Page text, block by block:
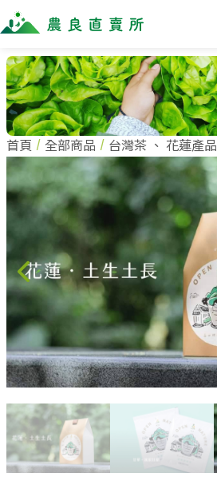
全部商品
全部商品
當季優質水果專區
鳳梨專區
柚子專區
禮盒專區
新鮮蔬菜
米、雜糧
麵食、米粉
油、醬油
調味、醬料
加工食品
果乾、點心
果醬、蜂蜜
台灣茶
咖啡
花果茶飲
加工飲品
最新消息
商家一覽
全部商家
農企業
小農
農會
蔬果知識+
蔬果文化
美味食譜
常見問題
關於我們
關於我們
加入我們
訂單查詢
登入
首頁 全部商品 台灣茶、 花蓮產品